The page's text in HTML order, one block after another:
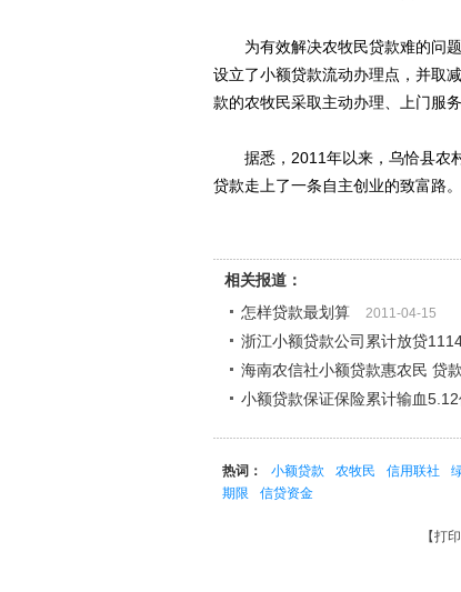
为有效解决农牧民贷款难的问题
设立了小额贷款流动办理点，并取
款的农牧民采取主动办理、上门服
据悉，2011年以来，乌恰县农村
贷款走上了一条自主创业的致富路。
相关报道：
怎样贷款最划算
2011-04-15
浙江小额贷款公司累计放贷
海南农信社小额贷款惠农民 贷
小额贷款保证保险累计输血
热词： 小额贷款 农牧民 信用联社
期限
信贷资金
【打印